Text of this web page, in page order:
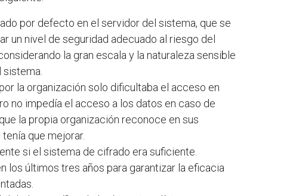
por defecto en el servidor del sistema, que se
un nivel de seguridad adecuado al riesgo del
la gran escala y la naturaleza sensible
la organización solo dificultaba el acceso en
no impedía el acceso a los datos en caso de
la propia organización reconoce en sus
que mejorar.
si el sistema de cifrado era suficiente.
los últimos tres años para garantizar la eficacia